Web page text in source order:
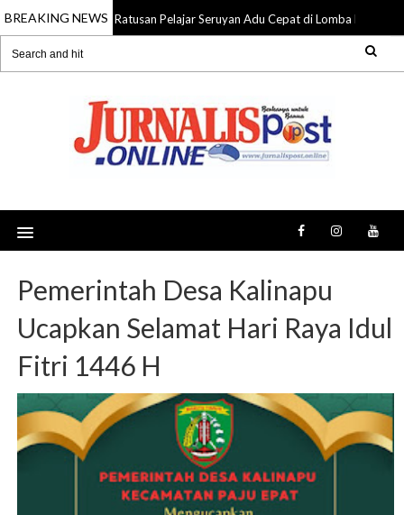
BREAKING NEWS
09 Aug 2026 Ratusan Pelajar Seruyan Adu Cepat di Lomba Lari 5K
Pemerintah Desa Kalinapu
Ucapkan Selamat Hari Raya Idul
Fitri 1446 H